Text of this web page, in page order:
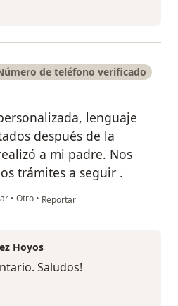
de teléfono verificado
lenguaje
después de la
a mi padre. Nos
trámites a seguir .
• Otro • en opinión del usuario Gisela
Reportar
Hoyos
Saludos!